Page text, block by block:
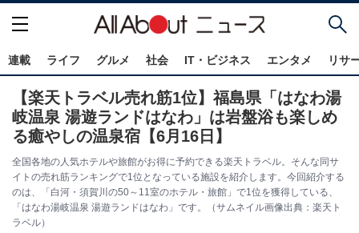
連載 ライフ グルメ 社会 IT・ビジネス エンタメ リサ
【楽天トラベル売れ筋1位】福島県「はなわ湯
岐温泉 湯遊ランドはなわ」は岩盤浴も楽しめ
る癒やしの温泉宿【6月16日】
全国各地の人気ホテルや旅館がお得に予約できる楽天トラベル。そんな同サ
イトの売れ筋ランキングで1位となっている施設を紹介します。今回紹介する
のは、「白河・須賀川の50～11室のホテル・旅館」で1位を獲得している、
「はなわ湯岐温泉 湯遊ランドはなわ」です。（サムネイル画像出典：楽天ト
ラベル）